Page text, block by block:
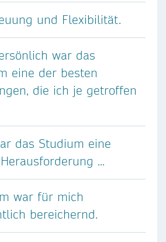
und Flexibilität.
war das
eine der besten
die ich je getroffen
das Studium eine
...
war für mich
bereichernd.